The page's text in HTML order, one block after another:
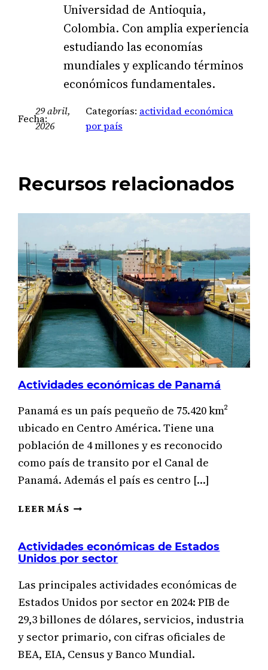
Universidad de Antioquia,
Colombia. Con amplia experiencia
estudiando las economías
mundiales y explicando términos
económicos fundamentales.
Fecha:
29 abril,
2026
Categorías: actividad económica
por país
Recursos relacionados
Actividades económicas de Panamá
Panamá es un país pequeño de 75.420 km²
ubicado en Centro América. Tiene una
población de 4 millones y es reconocido
como país de transito por el Canal de
Panamá. Además el país es centro […]
LEER MÁS ACTIVIDADES
PANAMÁ
Actividades económicas de Estados
Unidos por sector
Las principales actividades económicas de
Estados Unidos por sector en 2024: PIB de
29,3 billones de dólares, servicios, industria
y sector primario, con cifras oficiales de
BEA, EIA, Census y Banco Mundial.